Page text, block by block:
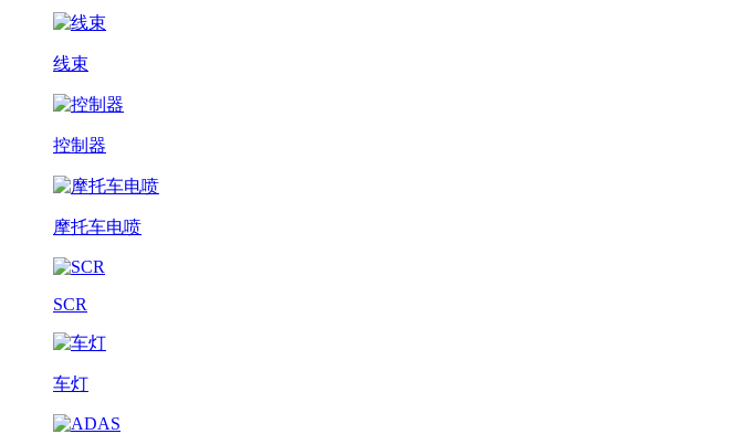
线束
控制器
摩托车电喷
SCR
车灯